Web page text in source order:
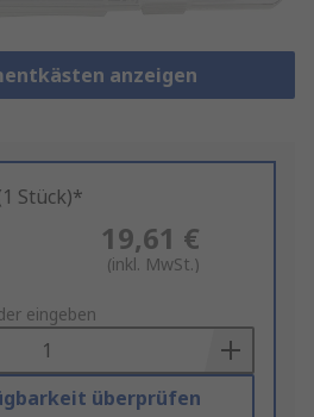
anzeigen
Stück)*
19,61 €
(inkl. MwSt.)
eingeben
überprüfen